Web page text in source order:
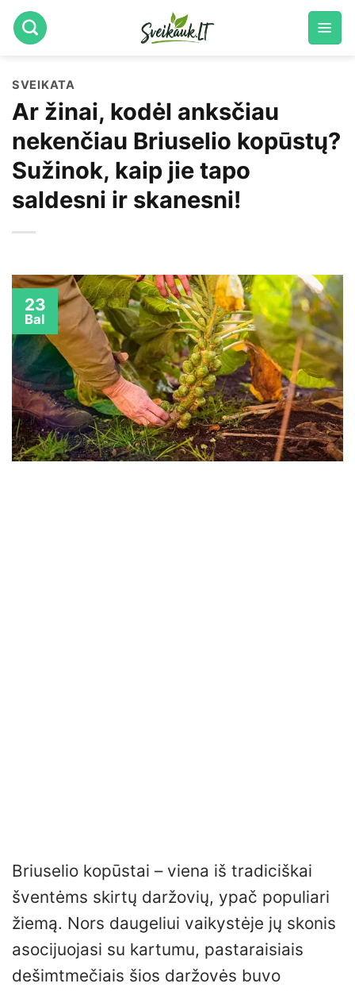
Skip
to
SVEIKATA
Ar žinai, kodėl anksčiau
nekenčiau Briuselio kopūstų?
Sužinok, kaip jie tapo
saldesni ir skanesni!
23
Bal
Briuselio kopūstai – viena iš tradiciškai
šventėms skirtų daržovių, ypač populiari
žiemą. Nors daugeliui vaikystėje jų skonis
asocijuojasi su kartumu, pastaraisiais
dešimtmečiais šios daržovės buvo